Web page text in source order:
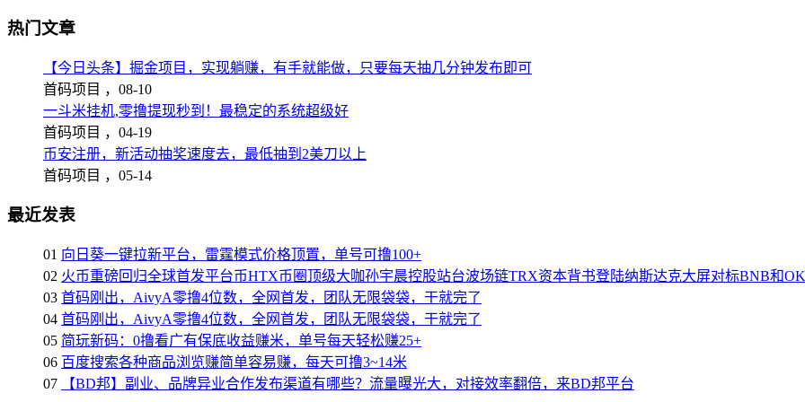
热门文章
【今日头条】掘金项目，实现躺赚，有手就能做，只要每天抽几分钟发布即可
首码项目 ， 08-10
一斗米挂机,零撸提现秒到！最稳定的系统超级好
首码项目 ， 04-19
币安注册，新活动抽奖速度去，最低抽到2美刀以上
首码项目 ， 05-14
最近发表
01 向日葵一键拉新平台，雷霆模式价格顶置，单号可撸100+
02 火币重磅回归全球首发平台币HTX币圈顶级大咖孙宇晨控股站台波场链TRX资本背书登陆纳斯达克大屏对标BNB和
03 首码刚出，AivyA零撸4位数，全网首发，团队无限袋袋，干就完了
04 首码刚出，AivyA零撸4位数，全网首发，团队无限袋袋，干就完了
05 简玩新码：0撸看广有保底收益赚米，单号每天轻松赚25+
06 百度搜索各种商品浏览赚简单容易赚，每天可撸3~14米
07
【BD邦】副业、品牌异业合作发布渠道有哪些？流量曝光大，对接效率翻倍，来BD邦平台